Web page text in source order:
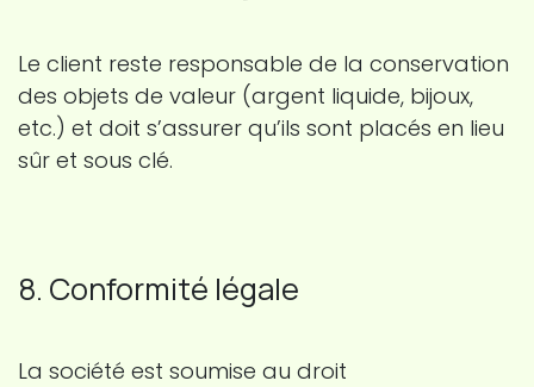
Le client reste responsable de la conservation
des objets de valeur (argent liquide, bijoux,
etc.) et doit s’assurer qu’ils sont placés en lieu
sûr et sous clé.
8. Conformité légale
La société est soumise au droit